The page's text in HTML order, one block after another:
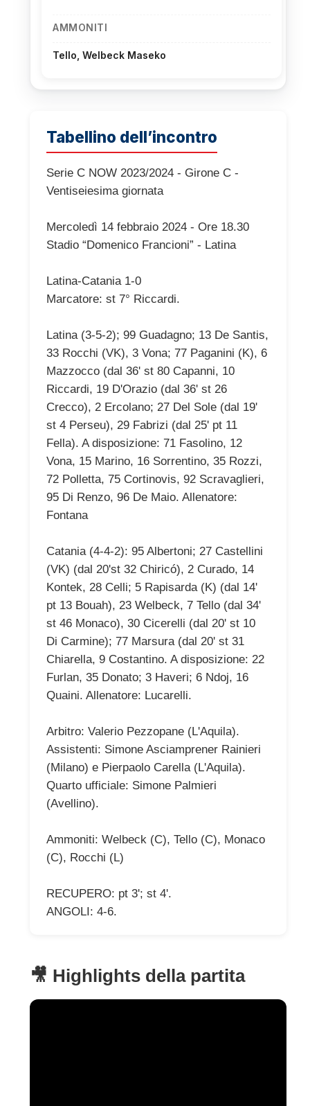
AMMONITI
Tello, Welbeck Maseko
Tabellino dell’incontro
Serie C NOW 2023/2024 - Girone C -
Ventiseiesima giornata
Mercoledì 14 febbraio 2024 - Ore 18.30
Stadio “Domenico Francioni” - Latina
Latina-Catania 1-0
Marcatore: st 7° Riccardi.
Latina (3-5-2); 99 Guadagno; 13 De Santis,
33 Rocchi (VK), 3 Vona; 77 Paganini (K), 6
Mazzocco (dal 36' st 80 Capanni, 10
Riccardi, 19 D'Orazio (dal 36' st 26
Crecco), 2 Ercolano; 27 Del Sole (dal 19'
st 4 Perseu), 29 Fabrizi (dal 25' pt 11
Fella). A disposizione: 71 Fasolino, 12
Vona, 15 Marino, 16 Sorrentino, 35 Rozzi,
72 Polletta, 75 Cortinovis, 92 Scravaglieri,
95 Di Renzo, 96 De Maio. Allenatore:
Fontana
Catania (4-4-2): 95 Albertoni; 27 Castellini
(VK) (dal 20'st 32 Chiricó), 2 Curado, 14
Kontek, 28 Celli; 5 Rapisarda (K) (dal 14'
pt 13 Bouah), 23 Welbeck, 7 Tello (dal 34'
st 46 Monaco), 30 Cicerelli (dal 20' st 10
Di Carmine); 77 Marsura (dal 20' st 31
Chiarella, 9 Costantino. A disposizione: 22
Furlan, 35 Donato; 3 Haveri; 6 Ndoj, 16
Quaini. Allenatore: Lucarelli.
Arbitro: Valerio Pezzopane (L'Aquila).
Assistenti: Simone Asciamprener Rainieri
(Milano) e Pierpaolo Carella (L'Aquila).
Quarto ufficiale: Simone Palmieri
(Avellino).
Ammoniti: Welbeck (C), Tello (C), Monaco
(C), Rocchi (L)
RECUPERO: pt 3'; st 4'.
ANGOLI: 4-6.
🎥 Highlights della partita